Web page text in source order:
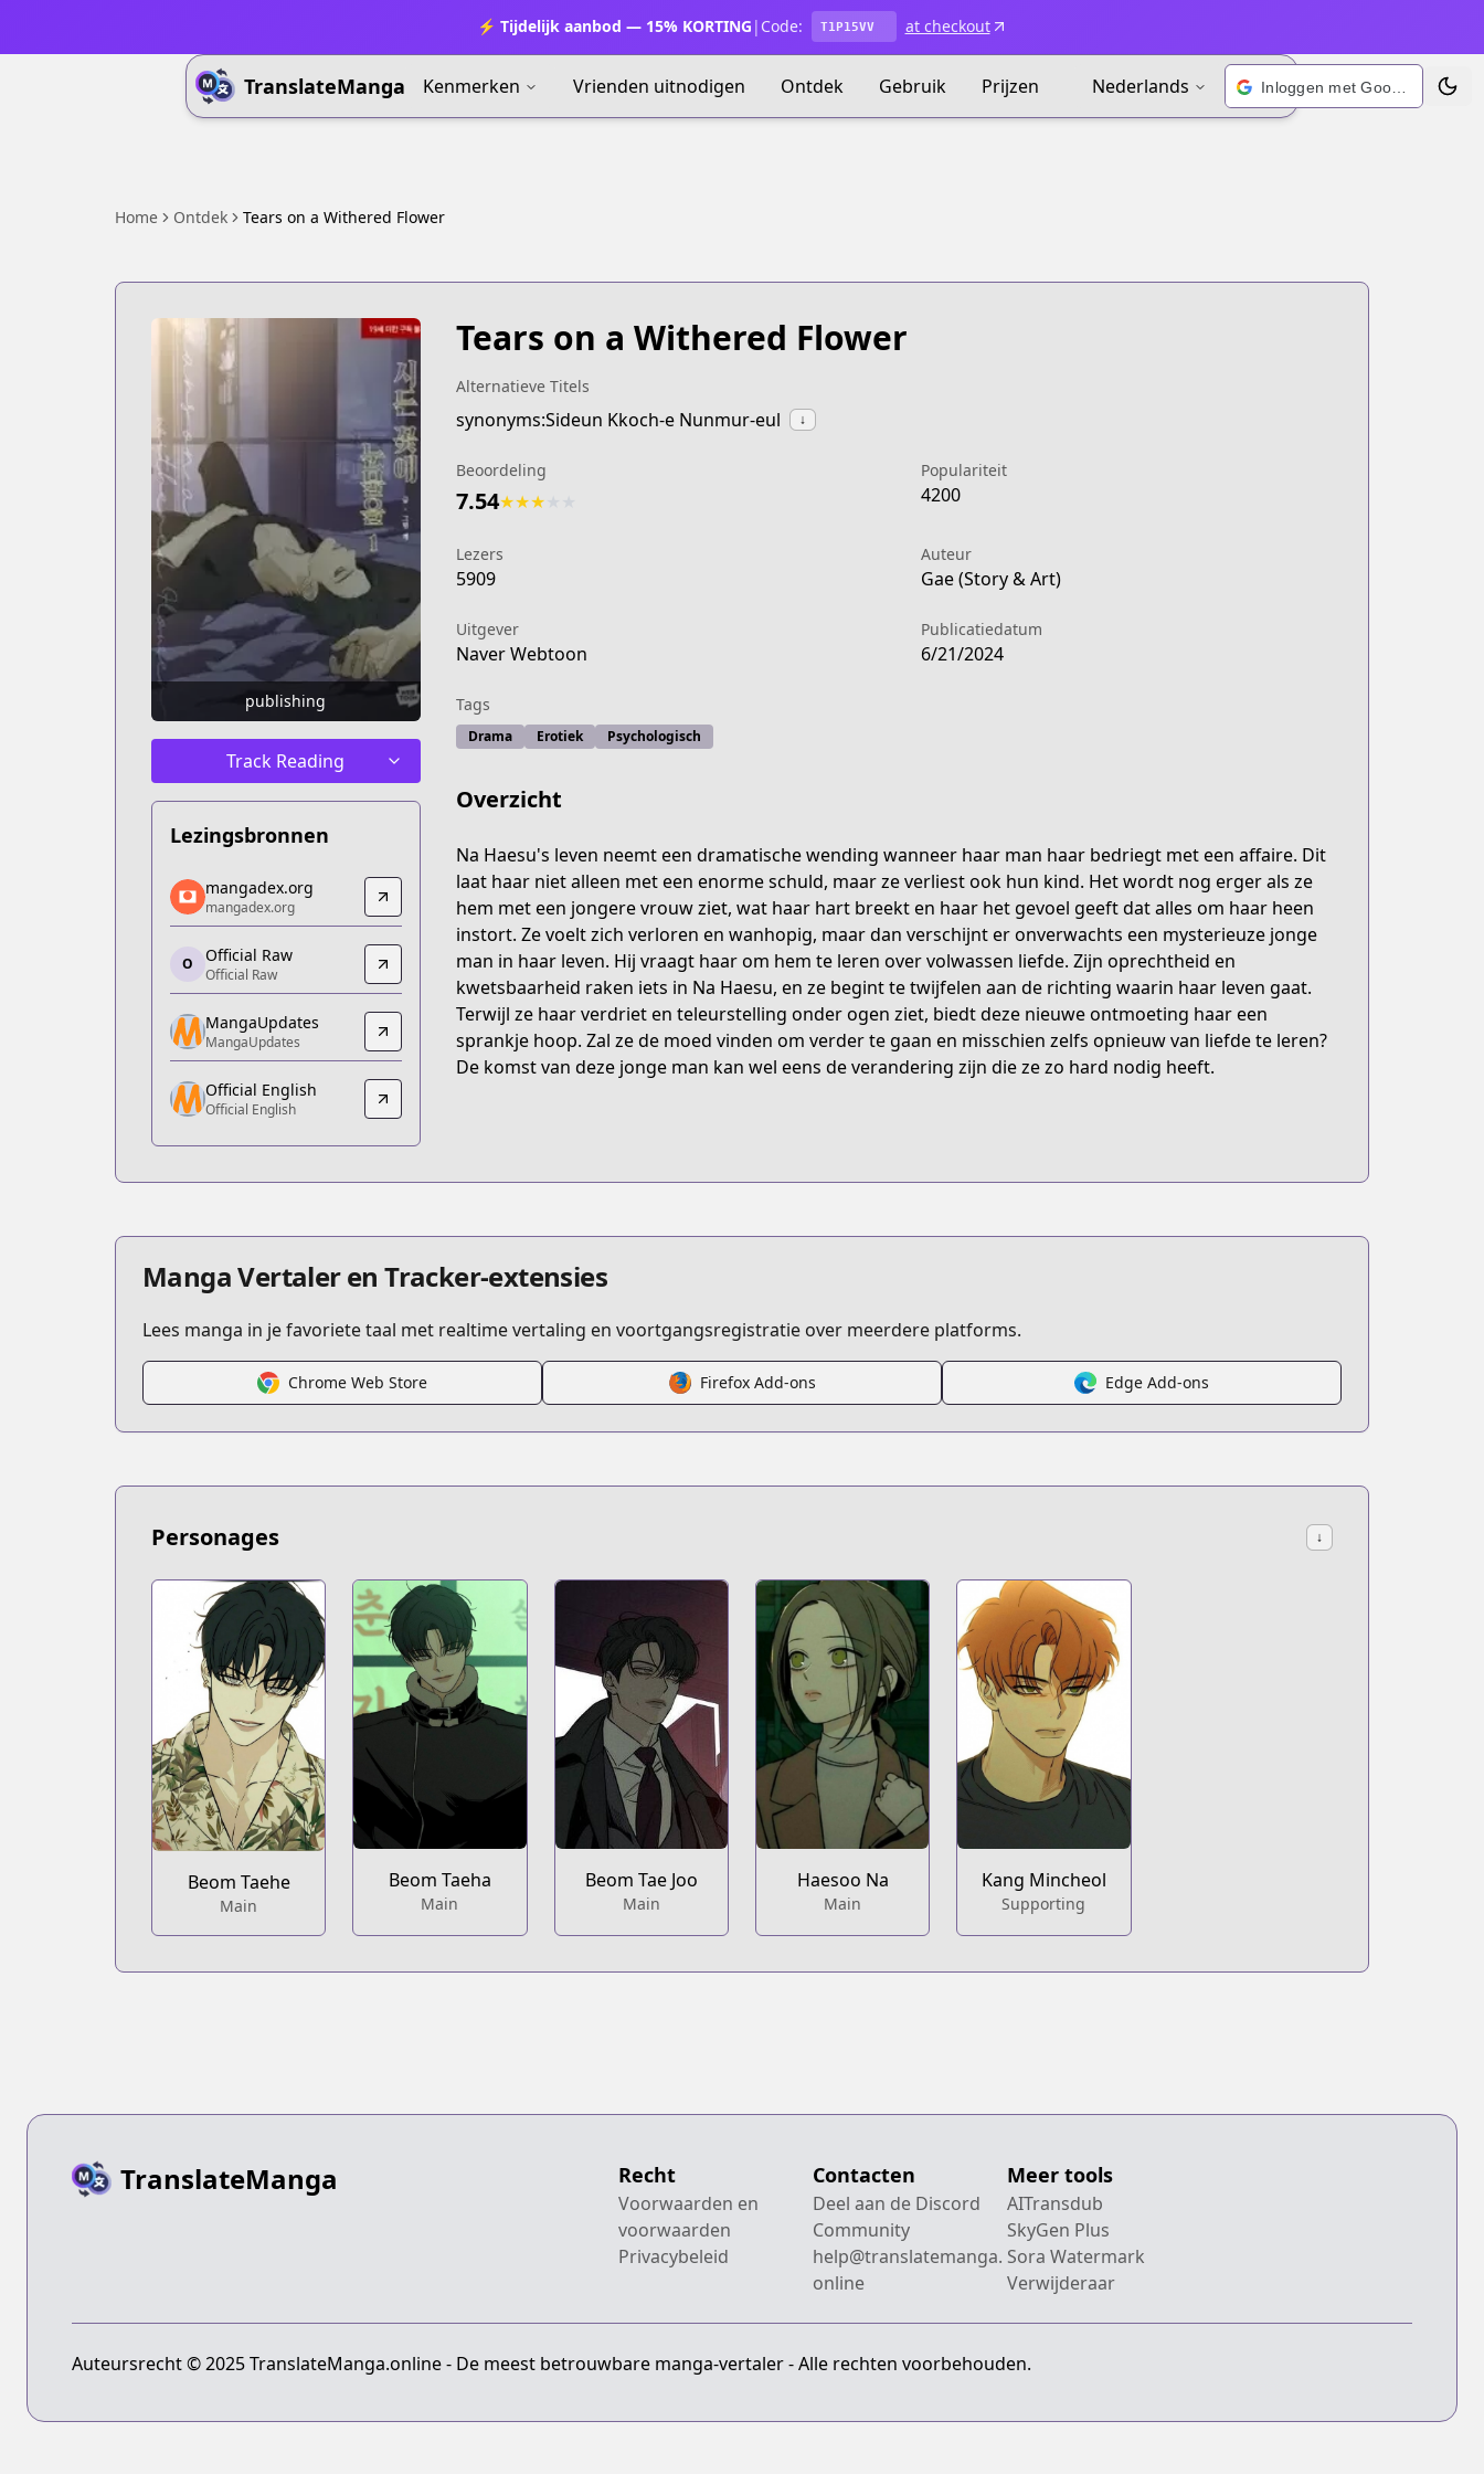
⚡ Tijdelijk aanbod — 15% KORTING | Code: T1P15VV at checkout
TranslateManga Kenmerken Vrienden uitnodigen Ontdek Gebruik Prijzen Nederlands
Home Ontdek Tears on a Withered Flower
publishing
Track Reading
Lezingsbronnen
mangadex.org
mangadex.org
https://mangadex.org/title/05e7e729-2403-4bdd-965a-bde4de9e8484
Official Raw
Official Raw
https://comic.naver.com/webtoon/list?titleId=827190
MangaUpdates
MangaUpdates
https://www.mangaupdates.com/series.html?id=3pdw9ye
Official English
Official English
mangadex.org
mangadex.org
O Official Raw
Official Raw
MangaUpdates
MangaUpdates
Official English
Official English
Tears on a Withered Flower
Alternatieve Titels
synonyms:Sideun Kkoch-e Nunmur-eul ↓
Beoordeling
7.54★★★
Populariteit
4200
Lezers
5909
Auteur
Gae (Story & Art)
Uitgever
Naver Webtoon
Publicatiedatum
6/21/2024
Tags
Drama Erotiek Psychologisch
Overzicht
Na Haesu's leven neemt een dramatische wending wanneer haar man haar bedriegt met een affaire. Dit
laat haar niet alleen met een enorme schuld, maar ze verliest ook hun kind. Het wordt nog erger als ze
hem met een jongere vrouw ziet, wat haar hart breekt en haar het gevoel geeft dat alles om haar heen
instort. Ze voelt zich verloren en wanhopig, maar dan verschijnt er onverwachts een mysterieuze jonge
man in haar leven. Hij vraagt haar om hem te leren over volwassen liefde. Zijn oprechtheid en
kwetsbaarheid raken iets in Na Haesu, en ze begint te twijfelen aan de richting waarin haar leven gaat.
Terwijl ze haar verdriet en teleurstelling onder ogen ziet, biedt deze nieuwe ontmoeting haar een
sprankje hoop. Zal ze de moed vinden om verder te gaan en misschien zelfs opnieuw van liefde te leren?
De komst van deze jonge man kan wel eens de verandering zijn die ze zo hard nodig heeft.
Manga Vertaler en Tracker-extensies
Lees manga in je favoriete taal met realtime vertaling en voortgangsregistratie over meerdere platforms.
Chrome Web Store Firefox Add-ons Edge Add-ons
Personages ↓
Beom Taehe
Main
Beom Taeha
Main
Beom Tae Joo
Main
Haesoo Na
Main
Kang Mincheol
Supporting
TranslateManga Recht
Voorwaarden en
voorwaarden
Privacybeleid
Contacten
Deel aan de Discord
Community
help@translatemanga.
online
Meer tools
AITransdub
SkyGen Plus
Sora Watermark
Verwijderaar
Auteursrecht © 2025 TranslateManga.online - De meest betrouwbare manga-vertaler - Alle rechten voorbehouden.